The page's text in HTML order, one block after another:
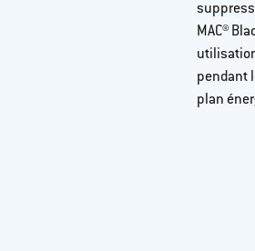
MAC®
pendant
plan